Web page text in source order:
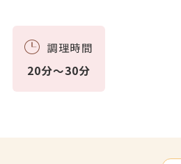
調理時間
20分～30分